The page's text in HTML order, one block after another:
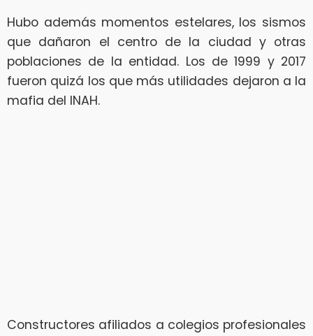
Hubo además momentos estelares, los sismos
que dañaron el centro de la ciudad y otras
poblaciones de la entidad. Los de 1999 y 2017
fueron quizá los que más utilidades dejaron a la
mafia del INAH.
Constructores afiliados a colegios profesionales